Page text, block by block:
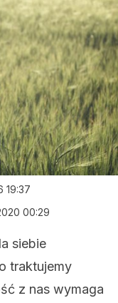
19:37
00:29
siebie
traktujemy
z nas wymaga